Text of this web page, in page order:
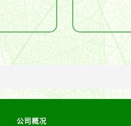
公司概况